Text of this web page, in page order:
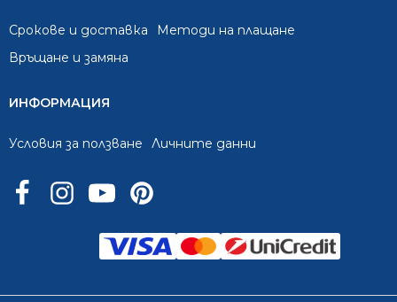
Срокове и доставка
Методи на плащане
Връщане и замяна
ИНФОРМАЦИЯ
Условия за ползване Личните данни